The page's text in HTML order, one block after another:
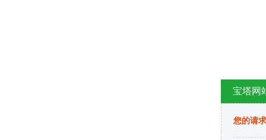
宝塔网
您的请